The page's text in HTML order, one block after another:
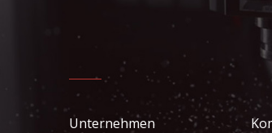
Unternehmen